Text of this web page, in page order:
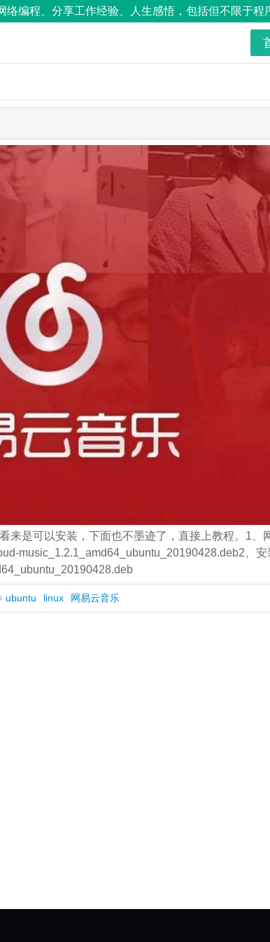
编程、分享工作经验、人生感悟，包括但不限于程
来是可以安装，下面也不墨迹了，直接上教程。1、
music_1.2.1_amd64_ubuntu_20190428.deb2、
ubuntu linux 网易云音乐